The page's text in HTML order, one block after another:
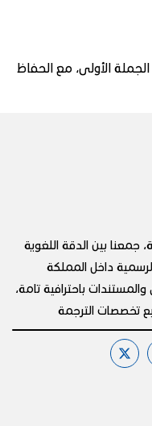
الأولى، مع الحفاظ
بين الدقة اللغوية
داخل المملكة
باحترافية تامة،
تخصصات الترجمة